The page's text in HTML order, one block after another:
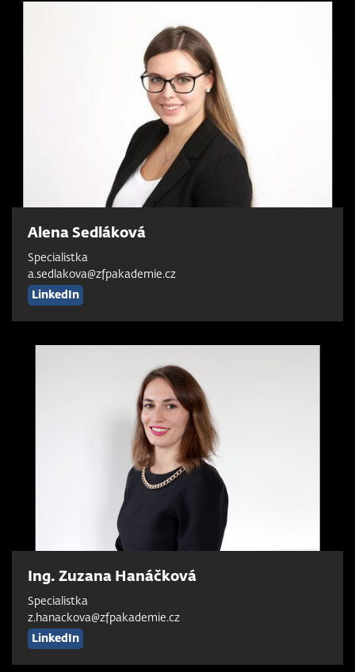
Alena Sedláková
Specialistka
a.sedlakova@zfpakademie.cz
LinkedIn
Ing. Zuzana Hanáčková
Specialistka
z.hanackova@zfpakademie.cz
LinkedIn